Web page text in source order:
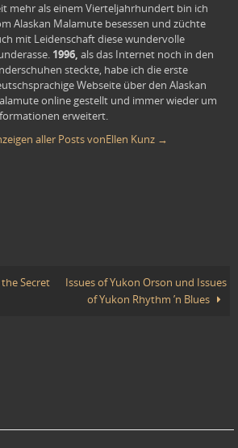
mehr als einem Vierteljahrhundert bin ich
Alaskan Malamute besessen und züchte
mit Leidenschaft diese wundervolle
1996, als das Internet noch in den
steckte, habe ich die erste
Webseite über den Alaskan
online gestellt und immer wieder um
erweitert.
aller Posts vonEllen Kunz →
Secret
Issues of Yukon Orson und Issues
of Yukon Rhythm ’n Blues